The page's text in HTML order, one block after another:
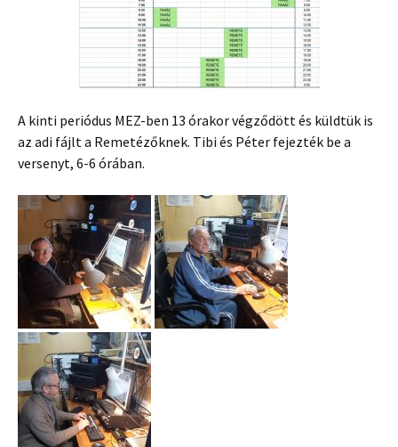
A kinti periódus MEZ-ben 13 órakor végződött és küldtük is
az adi fájlt a Remetézőknek. Tibi és Péter fejezték be a
versenyt, 6-6 órában.